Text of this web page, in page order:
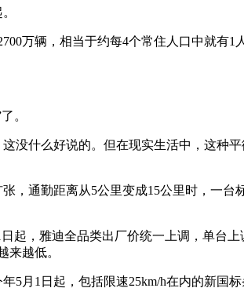
万辆，相当于约每4个常住人口中就
。
没什么好说的。但在现实生活中，这
，通勤距离从5公里变成15公里时，一
起，雅迪全品类出厂价统一上调，单台
来越低。
5月1日起，包括限速25km/h在内的新国